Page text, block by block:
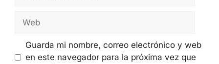
Web
Guarda mi nombre, correo electrónico y web
en este navegador para la próxima vez que